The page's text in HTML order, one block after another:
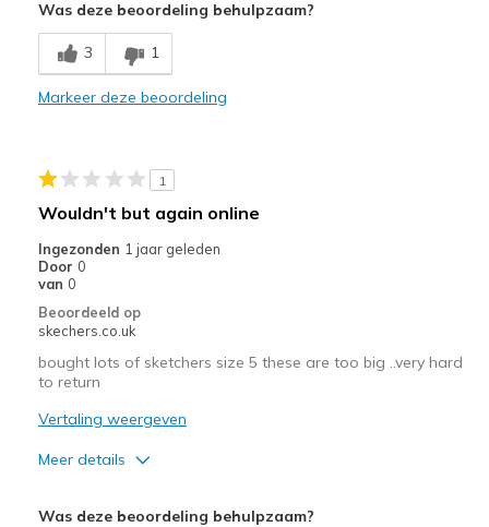
Comfortable
Stylish
Travel
Width
Feels true to width
Sizing
View On Shoes
Was deze beoordeling behulpzaam?
3 1
Markeer deze beoordeling
1
Wouldn't but again online
Ingezonden 1 jaar geleden
Door 0
van 0
Beoordeeld op
skechers.co.uk
bought lots of sketchers size 5 these are too big ..very hard
to return
Vertaling weergeven
Meer details
Was deze beoordeling behulpzaam?